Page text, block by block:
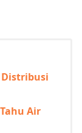
Distribusi
Air